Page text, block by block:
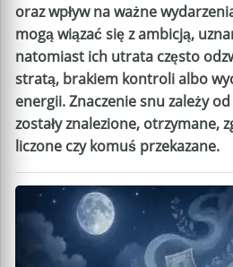
oraz wpływ na ważne
mogą wiązać się z ambicją,
natomiast ich utrata często
stratą, brakiem kontroli albo
energii. Znaczenie snu zależy
zostały znalezione, otrzymane,
liczone czy komuś przekazane.